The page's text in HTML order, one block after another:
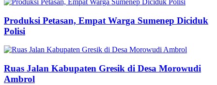
Produksi Petasan, Empat Warga Sumenep Diciduk
Polisi
Ruas Jalan Kabupaten Gresik di Desa Morowudi
Ambrol